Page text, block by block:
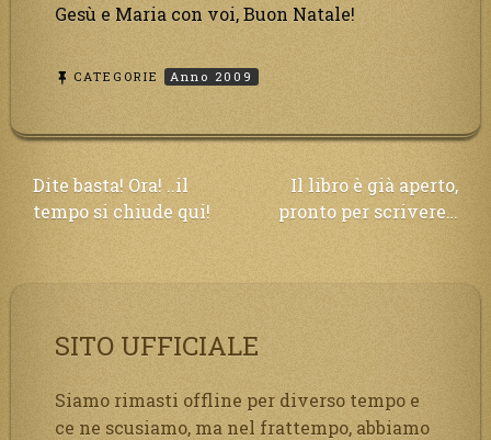
Gesù e Maria con voi, Buon Natale!
CATEGORIE Anno 2009
Navigazione
articoli
Dite basta! Ora! ..il
tempo si chiude qui!
Il libro è già aperto,
pronto per scrivere…
SITO UFFICIALE
Siamo rimasti offline per diverso tempo e
ce ne scusiamo, ma nel frattempo, abbiamo